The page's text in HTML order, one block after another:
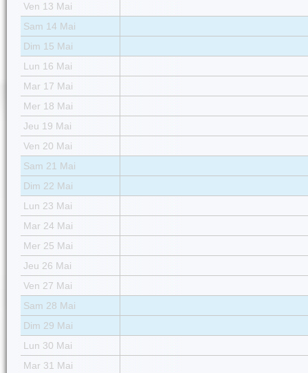
Ven 13 Mai
Sam 14 Mai
Dim 15 Mai
Lun 16 Mai
Mar 17 Mai
Mer 18 Mai
Jeu 19 Mai
Ven 20 Mai
Sam 21 Mai
Dim 22 Mai
Lun 23 Mai
Mar 24 Mai
Mer 25 Mai
Jeu 26 Mai
Ven 27 Mai
Sam 28 Mai
Dim 29 Mai
Lun 30 Mai
Mar 31 Mai